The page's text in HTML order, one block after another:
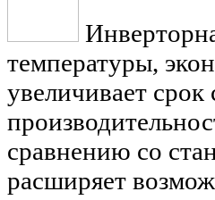
температуры,
увеличивает
сравнению со
расширяет